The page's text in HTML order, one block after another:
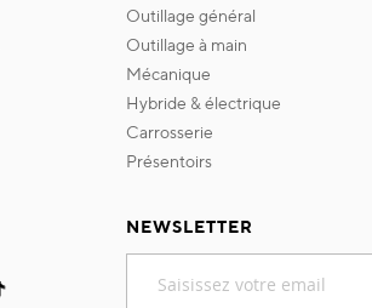
outillage général
outillage à main
mécanique
hybride & électrique
carrosserie
présentoirs
NEWSLETTER